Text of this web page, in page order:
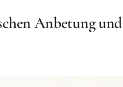
Anbetung und